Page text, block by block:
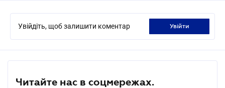
Увійдіть, щоб залишити коментар увійти
Читайте нас в соцмережах.